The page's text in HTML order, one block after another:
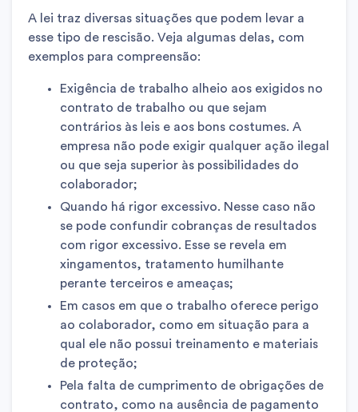
A lei traz diversas situações que podem levar a
esse tipo de rescisão. Veja algumas delas, com
exemplos para compreensão:
Exigência de trabalho alheio aos exigidos no
contrato de trabalho ou que sejam
contrários às leis e aos bons costumes. A
empresa não pode exigir qualquer ação ilegal
ou que seja superior às possibilidades do
colaborador;
Quando há rigor excessivo. Nesse caso não
se pode confundir cobranças de resultados
com rigor excessivo. Esse se revela em
xingamentos, tratamento humilhante
perante terceiros e ameaças;
Em casos em que o trabalho oferece perigo
ao colaborador, como em situação para a
qual ele não possui treinamento e materiais
de proteção;
Pela falta de cumprimento de obrigações de
contrato, como na ausência de pagamento